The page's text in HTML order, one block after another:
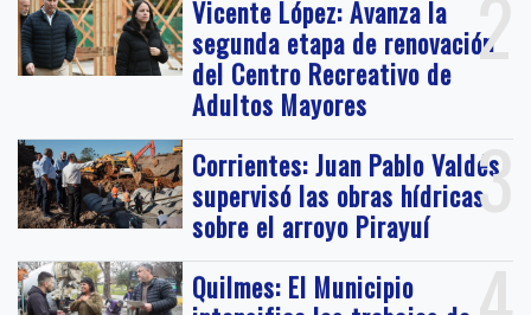
2
Vicente López: Avanza la
segunda etapa de renovación
del Centro Recreativo de
Adultos Mayores
3
Corrientes: Juan Pablo Valdés
supervisó las obras hídricas
sobre el arroyo Pirayuí
Quilmes: El Municipio